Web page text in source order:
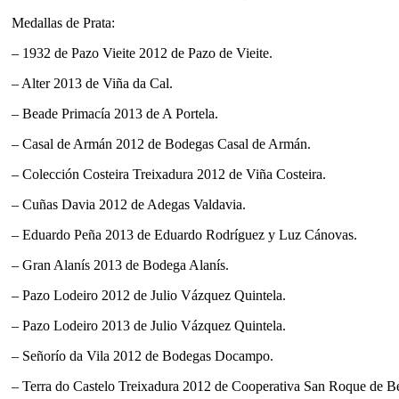
Medallas de Prata:
– 1932 de Pazo Vieite 2012 de Pazo de Vieite.
– Alter 2013 de Viña da Cal.
– Beade Primacía 2013 de A Portela.
– Casal de Armán 2012 de Bodegas Casal de Armán.
– Colección Costeira Treixadura 2012 de Viña Costeira.
– Cuñas Davia 2012 de Adegas Valdavia.
– Eduardo Peña 2013 de Eduardo Rodríguez y Luz Cánovas.
– Gran Alanís 2013 de Bodega Alanís.
– Pazo Lodeiro 2012 de Julio Vázquez Quintela.
– Pazo Lodeiro 2013 de Julio Vázquez Quintela.
– Señorío da Vila 2012 de Bodegas Docampo.
– Terra do Castelo Treixadura 2012 de Cooperativa San Roque de